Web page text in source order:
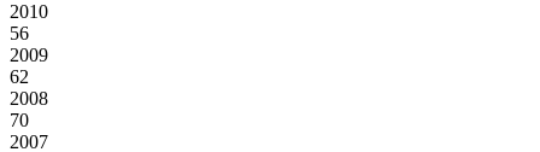
2010
56
2009
62
2008
70
2007